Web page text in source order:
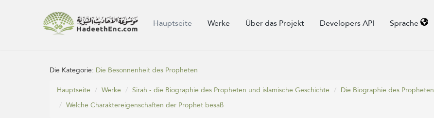
Hauptseite Werke Über das Projekt Developers API Sprache
Die Kategorie: Die Besonnenheit des Propheten
Hauptseite
Werke Sirah - die Biographie des Propheten und islamische Geschichte Die Biographie des Propheten
Welche Charaktereigenschaften der Prophet besaß